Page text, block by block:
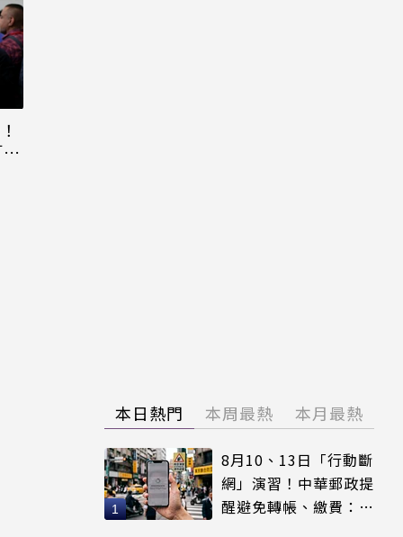
本日熱門 本周最熱 本月最熱
8月10、13日「行動斷
網」演習！中華郵政提
醒避免轉帳、繳費：務